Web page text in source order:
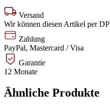
Versand
Wir können diesen Artikel per
Zahlung
PayPal, Mastercard / Visa
Garantie
12 Monate
Ähnliche Produkte